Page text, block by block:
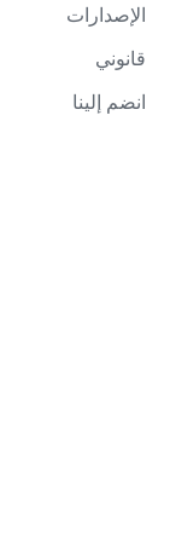
الإصدارات
قانوني
انضم إلينا